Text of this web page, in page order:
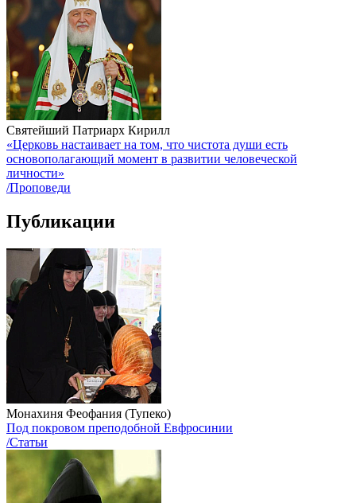
Святейший Патриарх Кирилл
«Церковь настаивает на том, что чистота души есть
основополагающий момент в развитии человеческой
личности»
/Проповеди
Публикации
Монахиня Феофания (Тупеко)
Под покровом преподобной Евфросинии
/Статьи